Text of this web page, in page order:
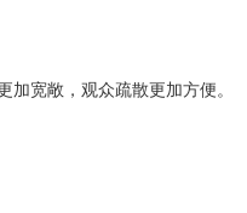
宽敞，观众疏散更加方便。